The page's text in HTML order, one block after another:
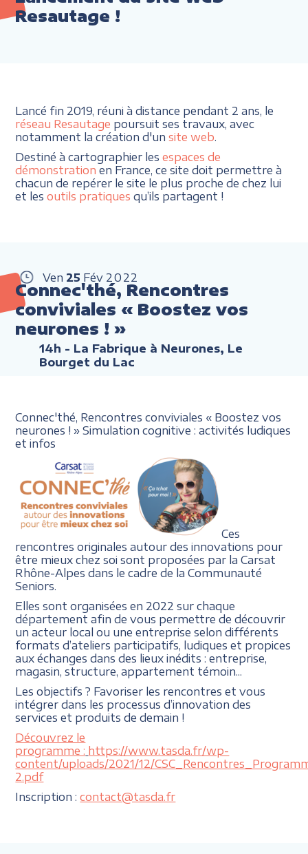
Resautage !
Lancé fin 2019, réuni à distance pendant 2 ans, le
réseau Resautage poursuit ses travaux, avec
notamment la création d'unsite web
Destiné à cartographier lesespaces de
démonstration en France, ce site doit permettre à
chacun de repérer le site le plus proche de chez lui
et lesoutils pratiques qu’ils partagent !
Ven 25 Fév 2022
Connec'thé, Rencontres
conviviales « Boostez vos
neurones ! »
14h - La Fabrique à Neurones, Le
Bourget du Lac
Connec'thé, Rencontres conviviales « Boostez vos
neurones ! » Simulation cognitive : activités ludiques
et infos
Ces
rencontres originales autour des innovations pour
être mieux chez soi sont proposées par la Carsat
Rhône-Alpes dans le cadre de la Communauté
Seniors.
Elles sont organisées en 2022 sur chaque
département afin de vous permettre de découvrir
un acteur local ou une entreprise selon différents
formats d’ateliers participatifs, ludiques et propices
aux échanges dans des lieux inédits : entreprise,
magasin, structure, appartement témoin...
Les objectifs ? Favoriser les rencontres et vous
intégrer dans les processus d’innovation des
services et produits de demain !
Découvrez le
programme : https://www.tasda.fr/wp-
content/uploads/2021/12/
2.pdf
Inscription :contact@tasda.fr